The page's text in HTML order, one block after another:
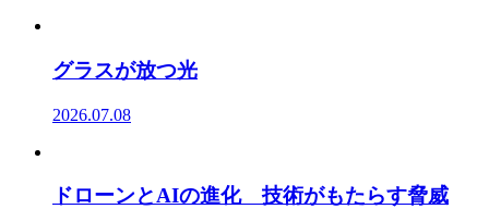
グラスが放つ光
2026.07.08
ドローンとAIの進化 技術がもたらす脅威